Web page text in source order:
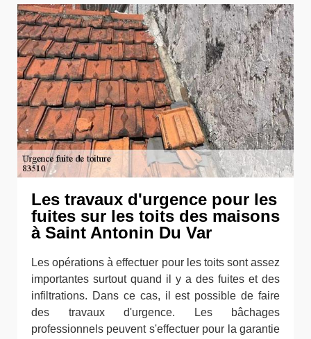
Les travaux d'urgence pour les
fuites sur les toits des maisons
à Saint Antonin Du Var
Les opérations à effectuer pour les toits sont assez
importantes surtout quand il y a des fuites et des
infiltrations. Dans ce cas, il est possible de faire
des travaux d'urgence. Les bâchages
professionnels peuvent s'effectuer pour la garantie